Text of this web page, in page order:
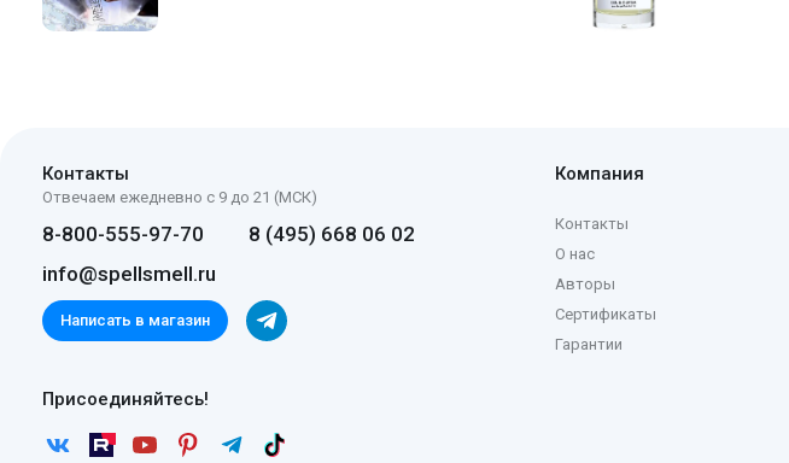
Контакты
Отвечаем ежедневно с 9 до 21 (МСК)
8-800-555-97-70
8 (495) 668 06 02
info@spellsmell.ru
Написать в магазин
Присоединяйтесь!
Компания
Контакты
О нас
Авторы
Сертификаты
Гарантии